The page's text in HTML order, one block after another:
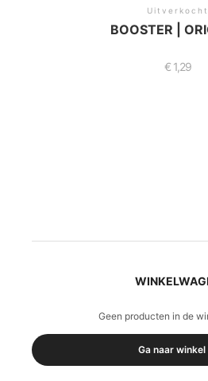
Uitverkocht
BOOSTER |
€ 1,29
Geen producten in de
Ga naar winkel